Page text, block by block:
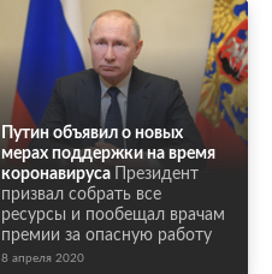
Путин объявил о новых
мерах поддержки на время
коронавируса
Президент
призвал собрать все
ресурсы и пообещал врачам
премии за опасную работу
8 апреля 2020